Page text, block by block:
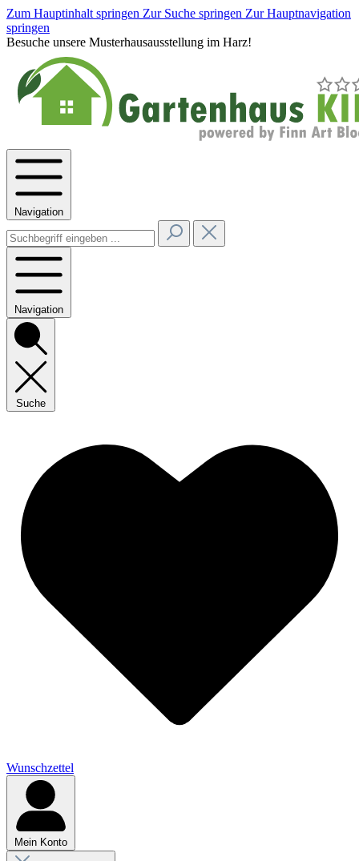
Zum Hauptinhalt springen Zur Suche springen Zur Hauptnavigation
springen
Besuche unsere Musterhausausstellung im Harz!
Navigation
Navigation
Suche
Wunschzettel
Mein Konto